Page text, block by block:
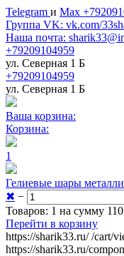
Telegram и Max
Группа VK: vk.com/
Наша почта:
+79209104959
ул. Северная 1 Б
+79209104959
ул. Северная 1 Б
Ваша корзина:
Корзина:
1
Гелиевые шары
✖ −
Товаров: 1 на сумму 110
Перейти в корзину
https://sharik33.ru/ /cart/
https://sharik33.ru/